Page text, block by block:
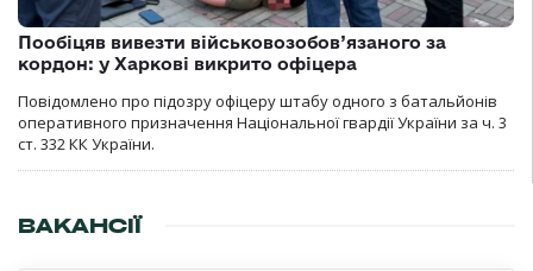
Пообіцяв вивезти військовозобов’язаного за
кордон: у Харкові викрито офіцера
Повідомлено про підозру офіцеру штабу одного з батальйонів
оперативного призначення Національної гвардії України за ч. 3
ст. 332 КК України.
ВАКАНСІЇ